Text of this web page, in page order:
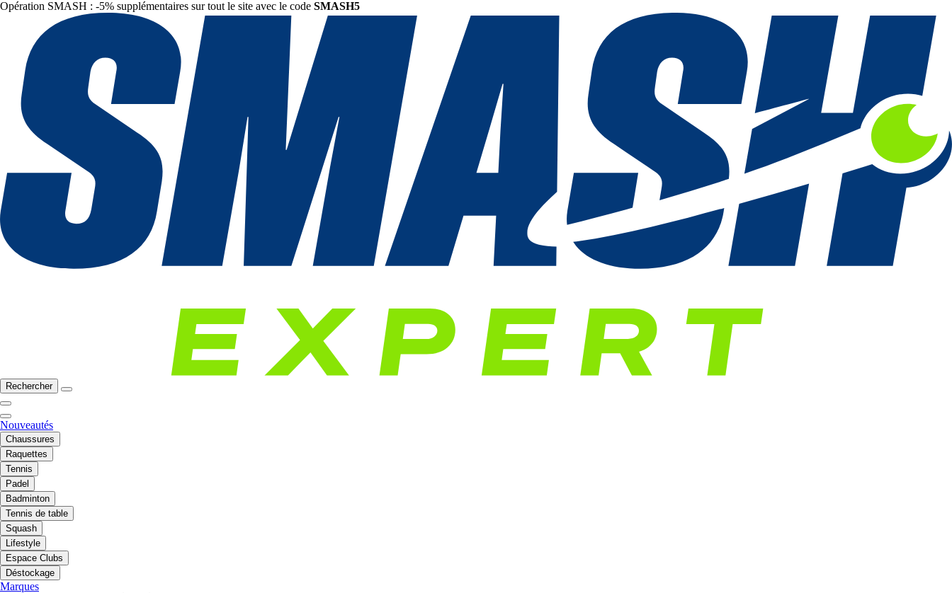
Opération SMASH : -5% supplémentaires sur tout le site avec le code SMASH5
Rechercher
Nouveautés
Chaussures
Raquettes
Tennis
Padel
Badminton
Tennis de table
Squash
Lifestyle
Espace Clubs
Déstockage
Marques